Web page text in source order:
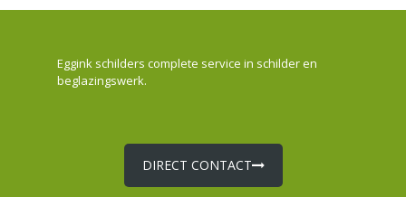
Eggink schilders complete service in schilder en
beglazingswerk.
DIRECT CONTACT